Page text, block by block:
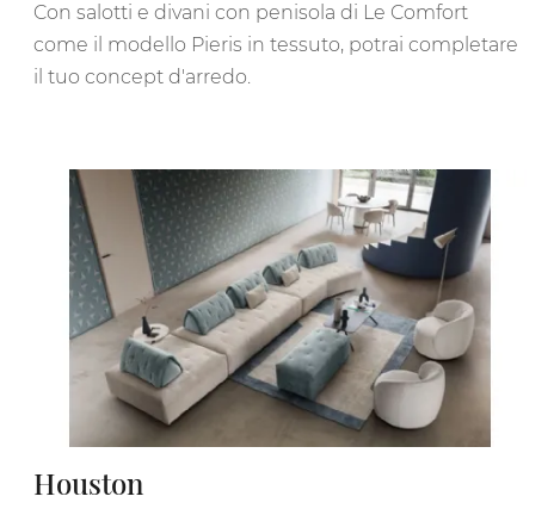
Con salotti e divani con penisola di Le Comfort
come il modello Pieris in tessuto, potrai completare
il tuo concept d'arredo.
Houston